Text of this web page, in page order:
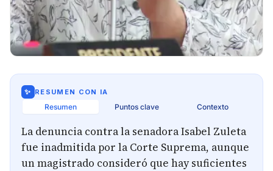
✨ RESUMEN CON IA
Resumen Puntos clave Contexto
La denuncia contra la senadora Isabel Zuleta
fue inadmitida por la Corte Suprema, aunque
un magistrado consideró que hay suficientes